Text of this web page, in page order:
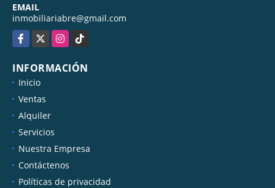
EMAIL
inmobiliariabre@gmail.com
Facebook
X Instagram
TikTok
INFORMACIÓN
Inicio
Ventas
Alquiler
Servicios
Nuestra Empresa
Contáctenos
Políticas de privacidad